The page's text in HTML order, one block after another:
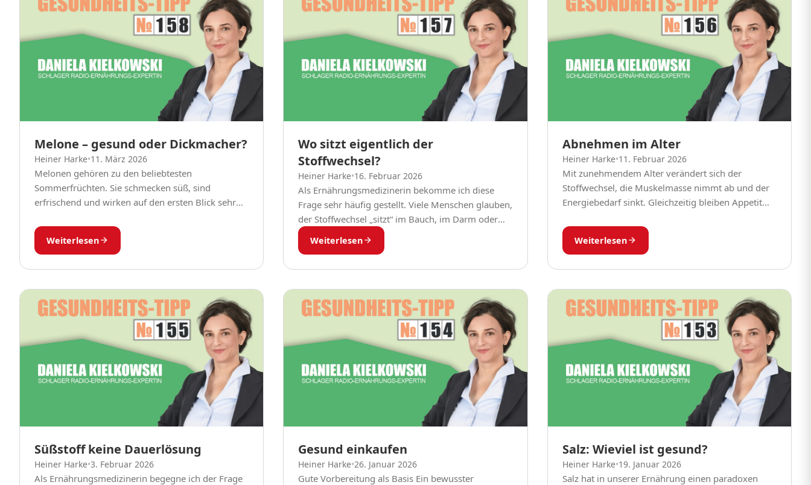
Melone – gesund oder Dickmacher?
Heiner Harke•11. März 2026
Melonen gehören zu den beliebtesten
Sommerfrüchten. Sie schmecken süß, sind
erfrischend und wirken auf den ersten Blick sehr
Ist Melone gesund – oder macht...
Weiterlesen
Wo sitzt eigentlich der
Stoffwechsel?
Heiner Harke•16. Februar 2026
Als Ernährungsmedizinerin bekomme ich diese
Frage sehr häufig gestellt. Viele Menschen glauben,
der Stoffwechsel „sitzt“ im Bauch, im Darm oder
vielleicht in der Schilddrüse. Tatsächlich ist die
Antwort faszinierender: Der...
Weiterlesen
Abnehmen im Alter
Heiner Harke•11. Februar 2026
Mit zunehmendem Alter verändert sich der
Stoffwechsel, die Muskelmasse nimmt ab und der
Energiebedarf sinkt. Gleichzeitig bleiben Appetit
Ernährungsmedizinerin erlebe ich täglich, dass
viele Menschen...
Weiterlesen
Süßstoff keine Dauerlösung
Heiner Harke•3. Februar 2026
Als Ernährungsmedizinerin begegne ich der Frage
Gesund einkaufen
Heiner Harke•26. Januar 2026
Gute Vorbereitung als Basis Ein bewusster
Salz: Wieviel ist gesund?
Heiner Harke•19. Januar 2026
Salz hat in unserer Ernährung einen paradoxen